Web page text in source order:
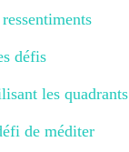
défis
les quadrants
de méditer